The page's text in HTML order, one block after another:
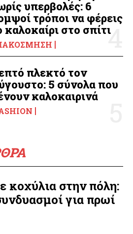
υπερβολές: 6
τρόποι να φέρεις
καλοκαίρι στο σπίτι
πλεκτό τον
5 σύνολα που
καλοκαιρινά
κοχύλια στην πόλη:
για πρωί